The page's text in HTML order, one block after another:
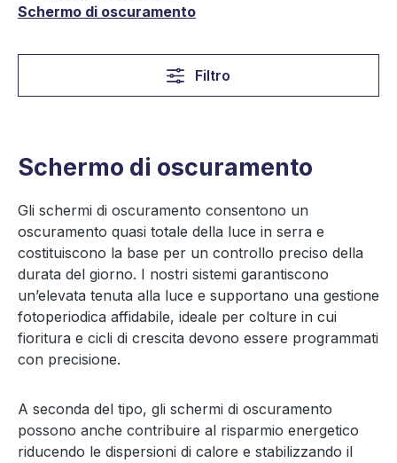
Schermo di oscuramento
Filtro
Schermo di oscuramento
Gli schermi di oscuramento consentono un
oscuramento quasi totale della luce in serra e
costituiscono la base per un controllo preciso della
durata del giorno. I nostri sistemi garantiscono
un’elevata tenuta alla luce e supportano una gestione
fotoperiodica affidabile, ideale per colture in cui
fioritura e cicli di crescita devono essere programmati
con precisione.
A seconda del tipo, gli schermi di oscuramento
possono anche contribuire al risparmio energetico
riducendo le dispersioni di calore e stabilizzando il